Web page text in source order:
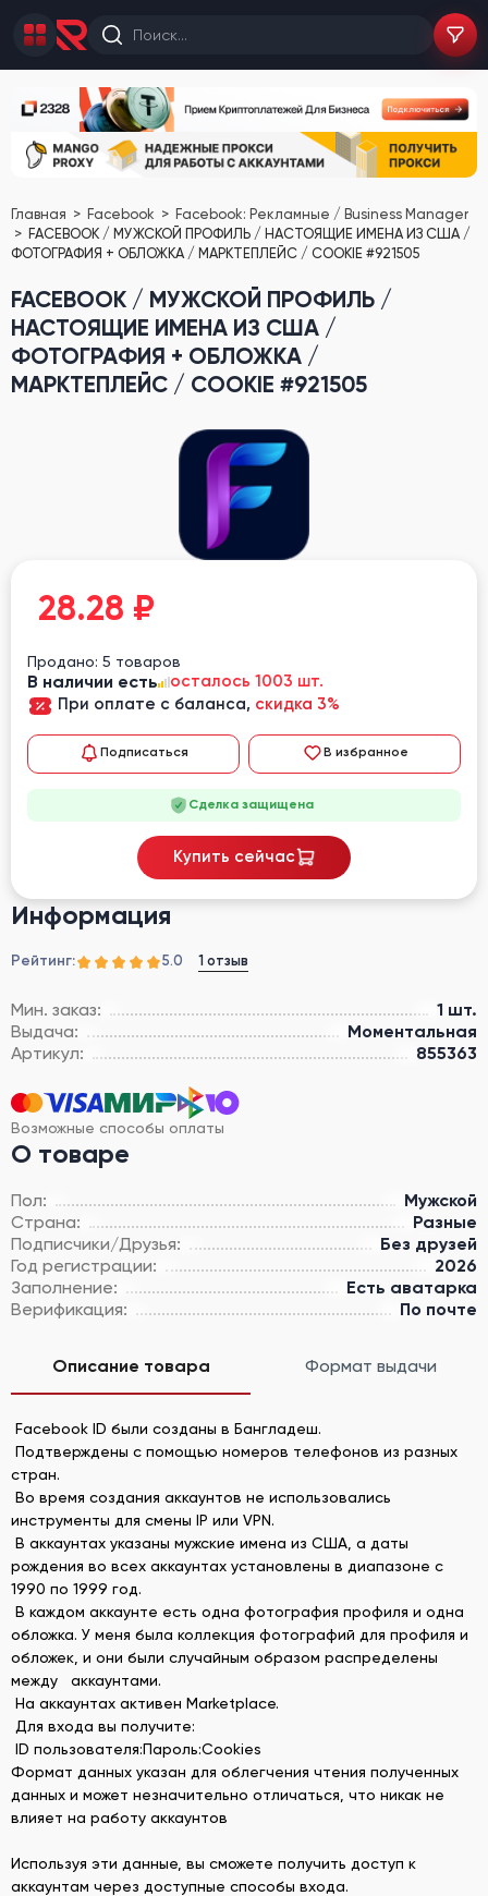
Главная Facebook
Facebook: Рекламные / Business Manager
FACEBOOK / МУЖСКОЙ ПРОФИЛЬ / НАСТОЯЩИЕ ИМЕНА ИЗ США /
ФОТОГРАФИЯ + ОБЛОЖКА / МАРКТЕПЛЕЙС / COOKIE #921505
FACEBOOK / МУЖСКОЙ ПРОФИЛЬ /
НАСТОЯЩИЕ ИМЕНА ИЗ США /
ФОТОГРАФИЯ + ОБЛОЖКА /
МАРКТЕПЛЕЙС / COOKIE #921505
Информация
Рейтинг: 5.0 1 отзыв
Мин. заказ:
1 шт.
Выдача:
Моментальная
Артикул:
855363
Возможные способы оплаты
О товаре
Пол:
Мужской
Страна:
Разные
Подписчики/Друзья:
Без друзей
Год регистрации:
2026
Заполнение:
Есть аватарка
Верификация:
По почте
28.28 ₽
Продано: 5 товаров
В наличии есть
осталось 1003 шт.
При оплате с баланса, скидка 3%
Подписаться В избранное
Сделка защищена
Купить сейчас
Описание товара Формат выдачи
Facebook ID были созданы в Бангладеш.
Подтверждены с помощью номеров телефонов из разных
стран.
Во время создания аккаунтов не использовались
инструменты для смены IP или VPN.
В аккаунтах указаны мужские имена из США, а даты
рождения во всех аккаунтах установлены в диапазоне с
1990 по 1999 год.
В каждом аккаунте есть одна фотография профиля и одна
обложка. У меня была коллекция фотографий для профиля и
обложек, и они были случайным образом распределены
между аккаунтами.
На аккаунтах активен Marketplace.
Для входа вы получите:
ID пользователя:Пароль:Cookies
Формат данных указан для облегчения чтения полученных
данных и может незначительно отличаться, что никак не
влияет на работу аккаунтов
Используя эти данные, вы сможете получить доступ к
аккаунтам через доступные способы входа.